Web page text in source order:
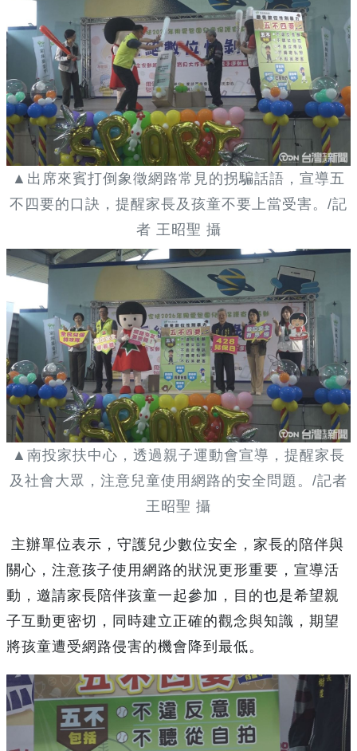
▲出席來賓打倒象徵網路常見的拐騙話語，宣導五
不四要的口訣，提醒家長及孩童不要上當受害。/記
者 王昭聖 攝
▲南投家扶中心，透過親子運動會宣導，提醒家長
及社會大眾，注意兒童使用網路的安全問題。/記者
王昭聖 攝
主辦單位表示，守護兒少數位安全，家長的陪伴與
關心，注意孩子使用網路的狀況更形重要，宣導活
動，邀請家長陪伴孩童一起參加，目的也是希望親
子互動更密切，同時建立正確的觀念與知識，期望
將孩童遭受網路侵害的機會降到最低。